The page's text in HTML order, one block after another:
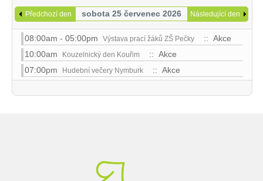
Předchozí den sobota 25 červenec 2026 Následující den
08:00am - 05:00pm Výstava prací žáků ZŠ Pečky
:: Akce
10:00am
Kouzelnický den Kouřim
:: Akce
07:00pm
Hudební večery Nymburk :: Akce